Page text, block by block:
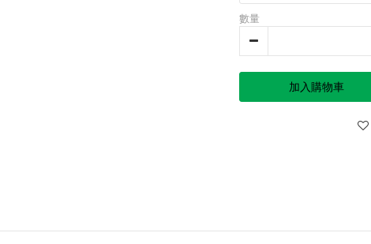
數量
加入購物車